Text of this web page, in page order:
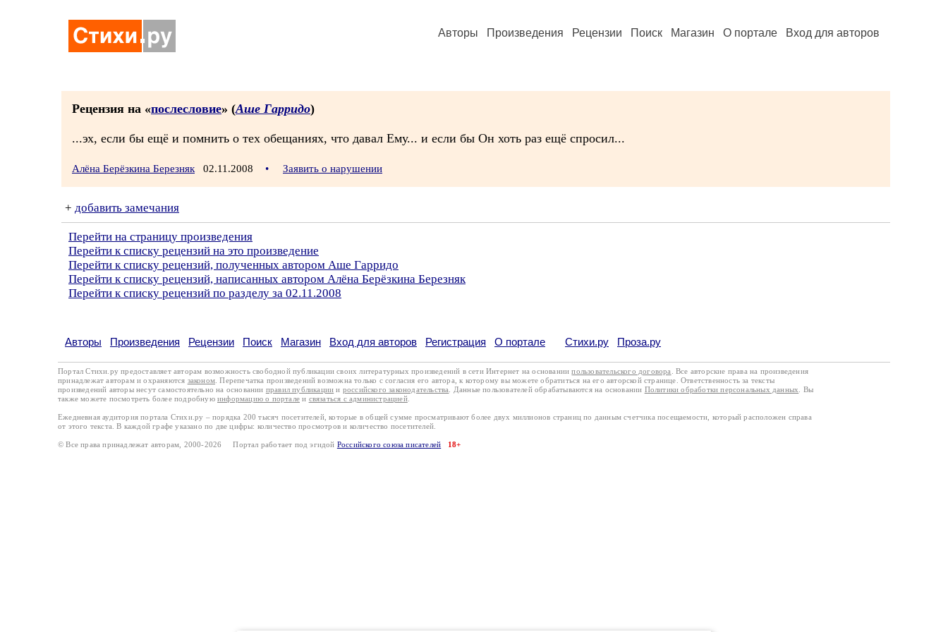
Авторы Произведения Рецензии Поиск Магазин О портале Вход для авторов
Рецензия на «послесловие» (Аше Гарридо)
...эх, если бы ещё и помнить о тех обещаниях, что давал Ему... и если бы Он хоть раз ещё спросил...
Алёна Берёзкина Березняк 02.11.2008 • Заявить о нарушении
+ добавить замечания
Перейти на страницу произведения
Перейти к списку рецензий на это произведение
Перейти к списку рецензий, полученных автором Аше Гарридо
Перейти к списку рецензий, написанных автором Алёна Берёзкина Березняк
Перейти к списку рецензий по разделу за 02.11.2008
Авторы Произведения Рецензии Поиск Магазин Вход для авторов Регистрация О портале Стихи.ру Проза.ру
Портал Стихи.ру предоставляет авторам возможность свободной публикации своих литературных произведений в сети Интернет на основаниипользовательского договора
. Все авторские права на произведения
принадлежат авторам и охраняются законом . Перепечатка произведений возможна только с согласия его автора, к которому вы можете обратиться на его авторской странице. Ответственность за тексты
произведений авторы несут самостоятельно на основании правил публикации и российского законодательства . Данные пользователей обрабатываются на основании Политики обработки персональных данных
. Вы
также можете посмотреть более подробную информацию о портале и связаться с администрацией.
Ежедневная аудитория портала Стихи.ру – порядка 200 тысяч посетителей, которые в общей сумме просматривают более двух миллионов страниц по данным счетчика посещаемости, который расположен справа
от этого текста. В каждой графе указано по две цифры: количество просмотров и количество посетителей.
© Все права принадлежат авторам, 2000-2026 Портал работает под эгидой Российского союза писателей 18+